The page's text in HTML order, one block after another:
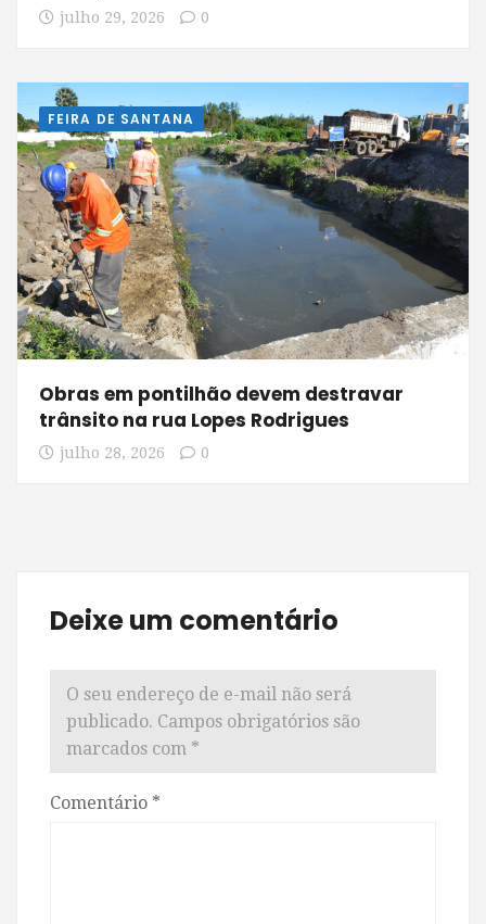
julho 29, 2026 0
FEIRA DE SANTANA
Obras em pontilhão devem destravar
trânsito na rua Lopes Rodrigues
julho 28, 2026 0
Deixe um comentário
O seu endereço de e-mail não será
publicado. Campos obrigatórios são
marcados com *
Comentário *